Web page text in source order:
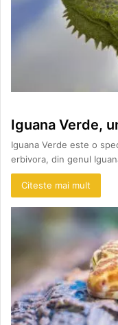
Iguana Verde,
Iguana Verde este o
erbivora, din genul
Citeste mai mult